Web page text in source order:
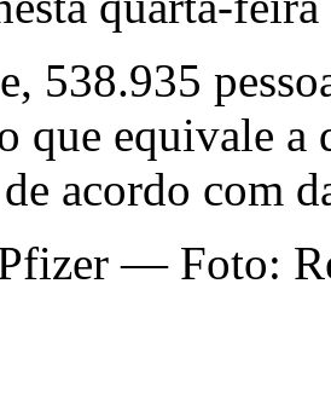
538.935
que equivale a
acordo com
— Foto: